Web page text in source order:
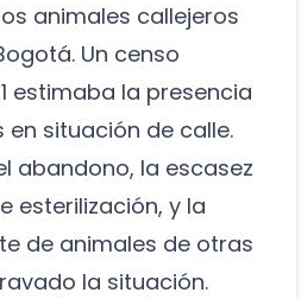
animales callejeros
Un censo
estimaba la presencia
en situación de calle.
abandono, la escasez
esterilización, y la
de animales de otras
la situación.